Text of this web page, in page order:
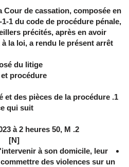
Cour de cassation, composée en
1 du code de procédure pénale,
précités, après en avoir
la loi, a rendu le présent arrêt.
du litige
procédure
et des pièces de la procédure
qui suit.
2. Le 4 janvier 2023 à 2 heures 50, M.
[N]
à son domicile, leur
des violences sur un